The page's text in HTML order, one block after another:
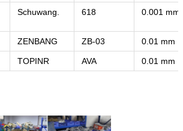
Schuwang. 618 0.001 mm
ZENBANG ZB-03 0.01 mm
TOPINR AVA 0.01 mm